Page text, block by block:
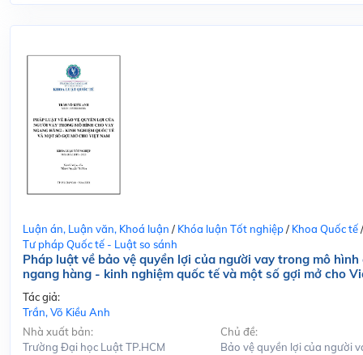
Luận án, Luận văn, Khoá luận / Khóa luận Tốt nghiệp/ Khoa Quốc tế/
Tư pháp Quốc tế - Luật so sánh
Pháp luật về bảo vệ quyền lợi của người vay trong mô hình
ngang hàng - kinh nghiệm quốc tế và một số gợi mở cho
Tác giả:
Trần, Võ Kiều Anh
Nhà xuất bản:
Trường Đại học Luật TP.HCM
Chủ đề:
Bảo vệ quyền lợi của người